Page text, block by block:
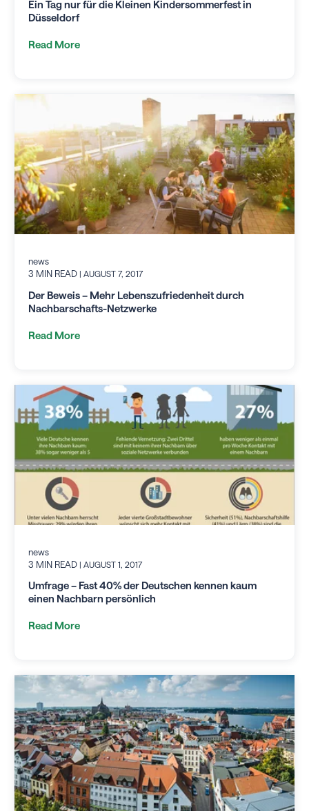
Ein Tag nur für die Kleinen Kindersommerfest in
Düsseldorf
Read More
news
3 MIN READ | AUGUST 7, 2017
Der Beweis – Mehr Lebenszufriedenheit durch
Nachbarschafts-Netzwerke
Read More
news
3 MIN READ | AUGUST 1, 2017
Umfrage – Fast 40% der Deutschen kennen kaum
einen Nachbarn persönlich
Read More